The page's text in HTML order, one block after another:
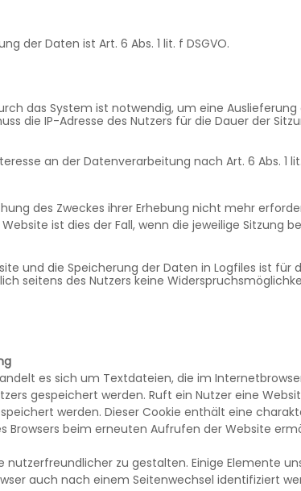
der Daten ist Art. 6 Abs. 1 lit. f DSGVO.
das System ist notwendig, um eine
die IP-Adresse des Nutzers für die Dauer der
an der Datenverarbeitung nach Art. 6 Abs. 1 lit.
des Zweckes ihrer Erhebung nicht mehr
ist dies der Fall, wenn die jeweilige Sitzung
und die Speicherung der Daten in Logfiles ist für
seitens des Nutzers keine
es sich um Textdateien, die im
gespeichert werden. Ruft ein Nutzer eine
werden. Dieser Cookie enthält eine
Browsers beim erneuten Aufrufen der Website
nutzerfreundlicher zu gestalten. Einige Elemente
auch nach einem Seitenwechsel identifiziert